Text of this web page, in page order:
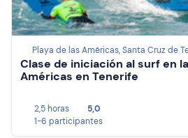
Playa de las Américas, Santa Cruz de
Clase de iniciación al surf en
Américas en Tenerife
2,5 horas
5,0
1-6 participantes